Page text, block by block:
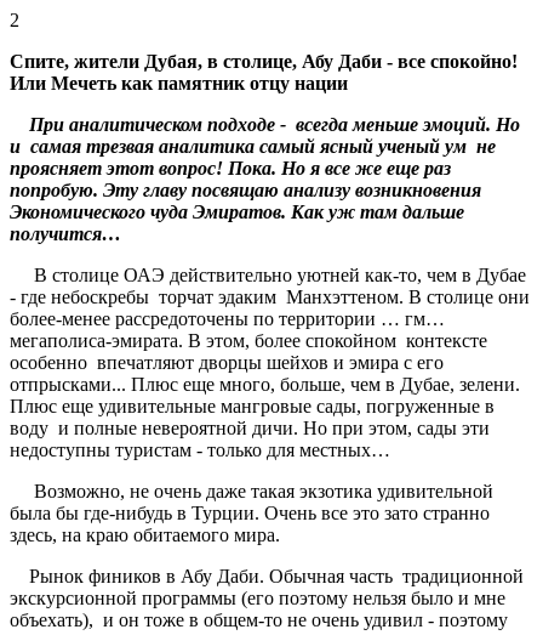
2
Спите, жители Дубая, в столице, Абу Даби - все спокойно!
Или Мечеть как памятник отцу нации
При аналитическом подходе - всегда меньше эмоций. Но
и самая трезвая аналитика самый ясный ученый ум не
проясняет этот вопрос! Пока. Но я все же еще раз
попробую. Эту главу посвящаю анализу возникновения
Экономического чуда Эмиратов. Как уж там дальше
получится…
В столице ОАЭ действительно уютней как-то, чем в Дубае
- где небоскребы торчат эдаким Манхэттеном. В столице они
более-менее рассредоточены по территории … гм…
мегаполиса-эмирата. В этом, более спокойном контексте
особенно впечатляют дворцы шейхов и эмира с его
отпрысками... Плюс еще много, больше, чем в Дубае, зелени.
Плюс еще удивительные мангровые сады, погруженные в
воду и полные невероятной дичи. Но при этом, сады эти
недоступны туристам - только для местных…
Возможно, не очень даже такая экзотика удивительной
была бы где-нибудь в Турции. Очень все это зато странно
здесь, на краю обитаемого мира.
Рынок фиников в Абу Даби. Обычная часть традиционной
экскурсионной программы (его поэтому нельзя было и мне
объехать), и он тоже в общем-то не очень удивил - поэтому